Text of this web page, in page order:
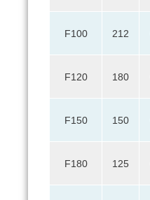
F100 212
F120 180
F150 150
F180 125